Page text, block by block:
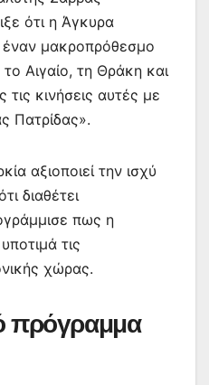
ότι η Άγκυρα
έναν μακροπρόθεσμο
Αιγαίο, τη Θράκη και
κινήσεις αυτές με
Πατρίδας».
αξιοποιεί την ισχύ
διαθέτει
πως η
τις
χώρας.
πρόγραμμα